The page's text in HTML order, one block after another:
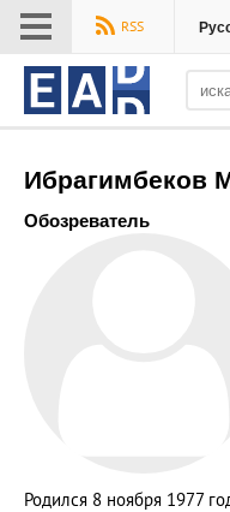
Меню
RSS
Ибрагимбеков
Обозреватель
Родился 8 ноября 1977